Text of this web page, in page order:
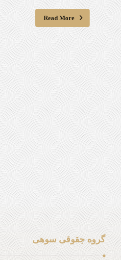
Read More
گروه جقوقی سوهی